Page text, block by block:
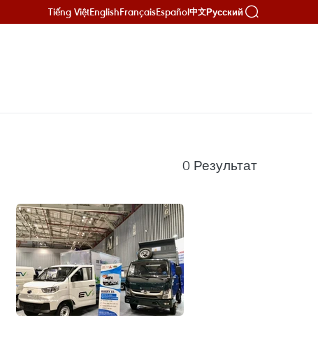
Tiếng ViệtEnglishFrançaisEspañol中文Русский
0 Результат